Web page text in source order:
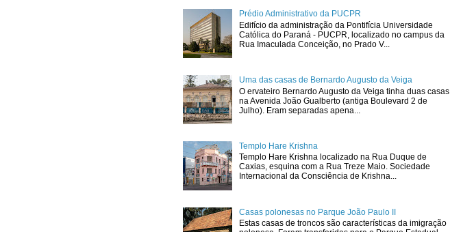
Prédio Administrativo da PUCPR
Edifício da administração da Pontifícia Universidade
Católica do Paraná - PUCPR, localizado no campus da
Rua Imaculada Conceição, no Prado V...
Uma das casas de Bernardo Augusto da Veiga
O ervateiro Bernardo Augusto da Veiga tinha duas casas
na Avenida João Gualberto (antiga Boulevard 2 de
Julho). Eram separadas apena...
Templo Hare Krishna
Templo Hare Krishna localizado na Rua Duque de
Caxias, esquina com a Rua Treze Maio. Sociedade
Internacional da Consciência de Krishna...
Casas polonesas no Parque João Paulo II
Estas casas de troncos são características da imigração